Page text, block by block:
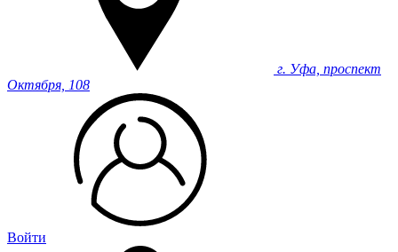
г. Уфа, проспект
Октября, 108
Войти